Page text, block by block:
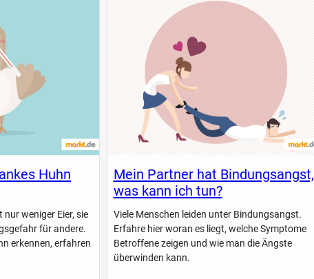
Huhn
weniger Eier, sie
für andere.
erkennen, erfahren
Mein Partner hat Bindungsangst,
was kann ich tun?
Viele Menschen leiden unter Bindungsangst.
Erfahre hier woran es liegt, welche Symptome
Betroffene zeigen und wie man die Ängste
überwinden kann.